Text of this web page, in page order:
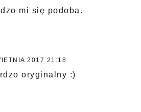
mi się podoba.
2017 21:18
oryginalny :)